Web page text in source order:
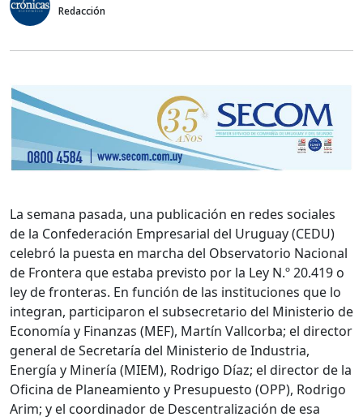
Redacción
La semana pasada, una publicación en redes sociales
de la Confederación Empresarial del Uruguay (CEDU)
celebró la puesta en marcha del Observatorio Nacional
de Frontera que estaba previsto por la Ley N.º 20.419 o
ley de fronteras. En función de las instituciones que lo
integran, participaron el subsecretario del Ministerio de
Economía y Finanzas (MEF), Martín Vallcorba; el director
general de Secretaría del Ministerio de Industria,
Energía y Minería (MIEM), Rodrigo Díaz; el director de la
Oficina de Planeamiento y Presupuesto (OPP), Rodrigo
Arim; y el coordinador de Descentralización de esa